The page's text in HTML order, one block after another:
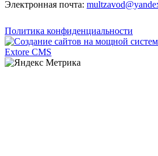
Электронная почта:
Политика конфиденциальности